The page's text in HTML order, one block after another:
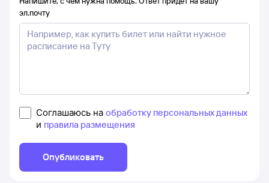
эл.почту
Соглашаюсь на обработку персональных данных
и правила размещения
Опубликовать